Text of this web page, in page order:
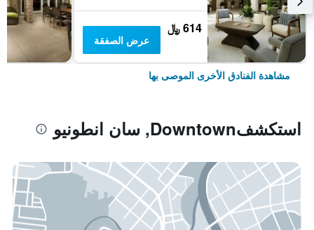
614 ﷼
عرض الصفقة
مشاهدة الفنادق الأخرى الموصى بها
استكشفDowntown, سان انطونيو